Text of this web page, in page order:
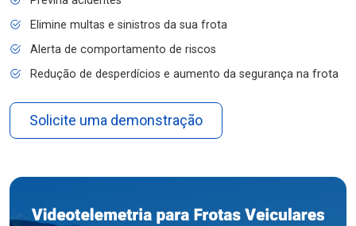
Elimine multas e sinistros da sua frota
Alerta de comportamento de riscos
Redução de desperdícios e aumento da segurança na frota
Solicite uma demonstração